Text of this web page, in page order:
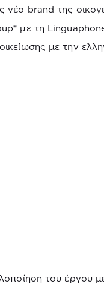
brand της
με τη
με την
του έργου